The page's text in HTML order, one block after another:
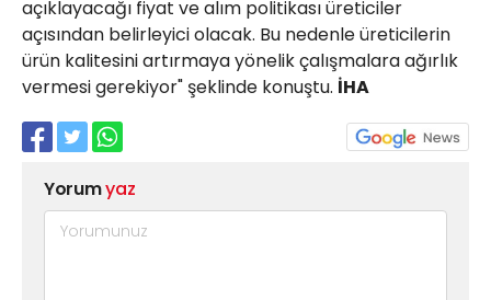
açıklayacağı fiyat ve alım politikası üreticiler
açısından belirleyici olacak. Bu nedenle üreticilerin
ürün kalitesini artırmaya yönelik çalışmalara ağırlık
vermesi gerekiyor" şeklinde konuştu. İHA
Yorumyaz